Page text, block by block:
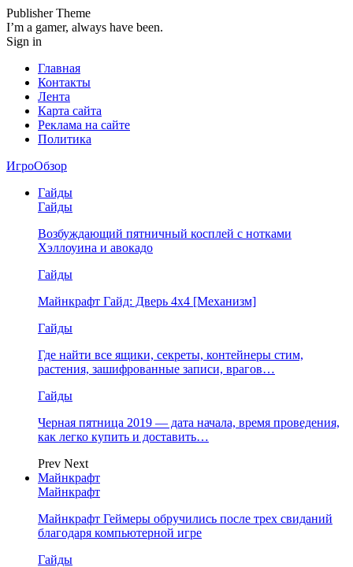
Publisher Theme
I’m a gamer, always have been.
Sign in
Главная
Контакты
Лента
Карта сайта
Реклама на сайте
Политика
ИгроОбзор
Гайды
Гайды
Возбуждающий пятничный косплей с нотками
Хэллоуина и авокадо
Гайды
Майнкрафт Гайд: Дверь 4х4 [Механизм]
Гайды
Где найти все ящики, секреты, контейнеры стим,
растения, зашифрованные записи, врагов…
Гайды
Черная пятница 2019 — дата начала, время проведения,
как легко купить и доставить…
Prev Next
Майнкрафт
Майнкрафт
Майнкрафт Геймеры обручились после трех свиданий
благодаря компьютерной игре
Гайды